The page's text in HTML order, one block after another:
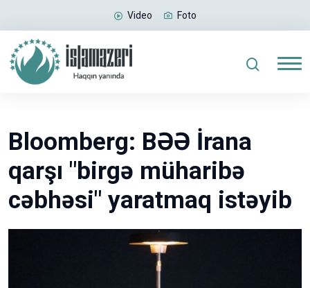
Video Foto
Bloomberg: BƏƏ İrana
qarşı "birgə müharibə
cəbhəsi" yaratmaq istəyib